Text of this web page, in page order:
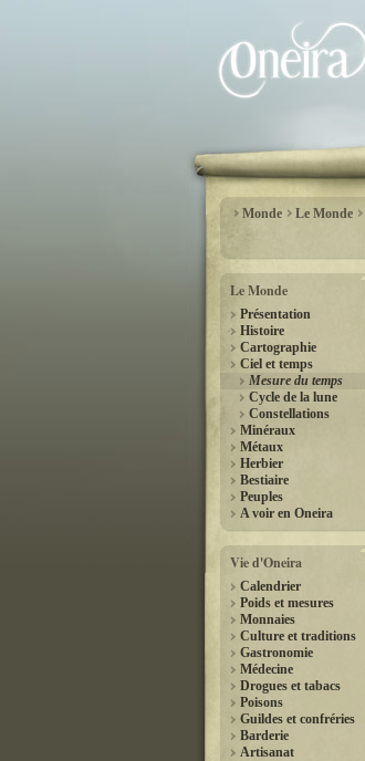
Monde Le Monde
Le Monde
Présentation
Histoire
Cartographie
Ciel et temps
Mesure du temps
Cycle de la lune
Constellations
Minéraux
Métaux
Herbier
Bestiaire
Peuples
A voir en Oneira
Vie d'Oneira
Calendrier
Poids et mesures
Monnaies
Culture et traditions
Gastronomie
Médecine
Drogues et tabacs
Poisons
Guildes et confréries
Barderie
Artisanat